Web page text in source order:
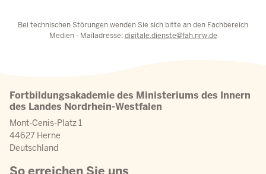
Bei technischen Störungen wenden Sie sich bitte an den Fachbereich
Medien - Mailadresse:digitale.dienste@fah.nrw.de
Fortbildungsakademie des Ministeriums des Innern
des Landes Nordrhein-Westfalen
Mont-Cenis-Platz 1
44627 Herne
Deutschland
So erreichen Sie uns